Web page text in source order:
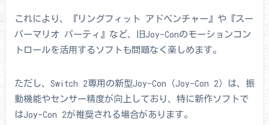
これにより、『リングフィット アドベンチャー』や『スー
パーマリオ パーティ』など、旧Joy-Conのモーションコン
トロールを活用するソフトも問題なく楽しめます。
ただし、Switch 2専用の新型Joy-Con（Joy-Con 2）は、振
動機能やセンサー精度が向上しており、特に新作ソフトで
はJoy-Con 2が推奨される場合があります。